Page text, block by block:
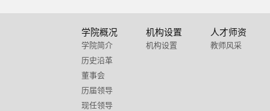
学院概况
学院简介
历史沿革
董事会
历届领导
现任领导
机构设置
机构设置
人才师资
教师风采